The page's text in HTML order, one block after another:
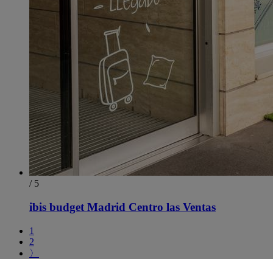
/ 5
ibis budget Madrid Centro las Ventas
1
2
〉